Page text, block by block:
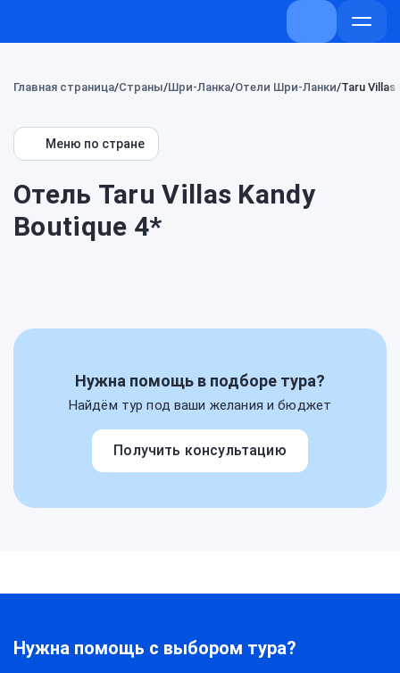
+7 (800) 707-
Главная страница Страны Шри-Ланка Отели Шри-Ланки Taru Villas
Меню по стране
Отель Taru Villas Kandy
Boutique 4*
Нужна помощь в подборе тура?
Найдём тур под ваши желания и бюджет
Получить консультацию
Нужна помощь с выбором тура?